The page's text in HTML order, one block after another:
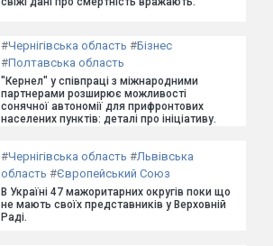
#Чернігівська область #Бізнес
#Полтавська область
"Кернел" у співпраці з міжнародними
партнерами розширює можливості
сонячної автономії для прифронтових
населених пунктів: деталі про ініціативу.
#Чернігівська область #Львівська
область #Європейський Союз
В Україні 47 мажоритарних округів поки що
не мають своїх представників у Верховній
Раді.